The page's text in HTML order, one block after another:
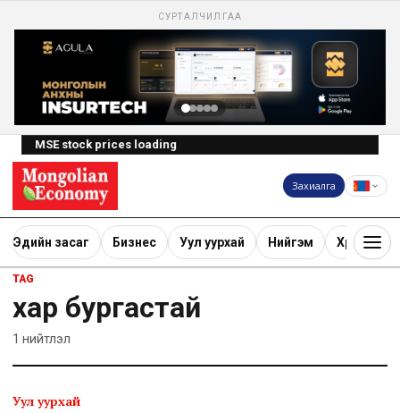
СУРТАЛЧИЛГАА
MSE stock prices loading
Захиалга
Эдийн засаг Бизнес Уул уурхай Нийгэм Хөрөнгө
TAG
хар бургастай
1 нийтлэл
Уул уурхай